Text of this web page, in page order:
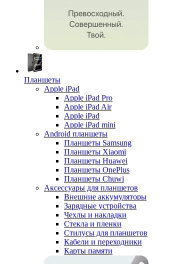
Планшеты
Apple iPad
Apple iPad Pro
Apple iPad Air
Apple iPad
Apple iPad mini
Android планшеты
Планшеты Samsung
Планшеты Xiaomi
Планшеты Huawei
Планшеты OnePlus
Планшеты Chuwi
Аксессуары для планшетов
Внешние аккумуляторы
Зарядные устройства
Чехлы и накладки
Стекла и пленки
Стилусы для планшетов
Кабели и переходники
Карты памяти